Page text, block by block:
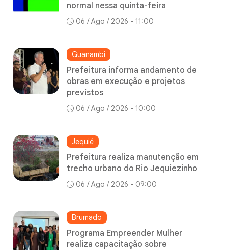
normal nessa quinta-feira
06 / Ago / 2026 - 11:00
Guanambi
Prefeitura informa andamento de
obras em execução e projetos
previstos
06 / Ago / 2026 - 10:00
Jequié
Prefeitura realiza manutenção em
trecho urbano do Rio Jequiezinho
06 / Ago / 2026 - 09:00
Brumado
Programa Empreender Mulher
realiza capacitação sobre